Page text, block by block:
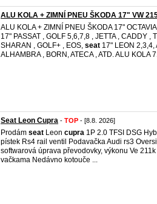
ALU KOLA + ZIMNÍ PNEU ŠKODA 17" VW
ALU KOLA + ZIMNÍ PNEU ŠKODA 17"
17" PASSAT , GOLF 5,6,7,8 , JETTA , CADDY ,
SHARAN , GOLF+ , EOS, seat 17" LEON 2,3,4,
ALHAMBRA , BORN, ATECA , ATD. ALU KOLA
Seat Leon Cupra - TOP - [8.8. 2026]
Prodám seat Leon cupra 1P 2.0 TFSI DSG
pístek Rs4 rail ventil Podavačka Audi rs3
softwarová úprava převodovky, výkonu Ve
vačkama Nedávno kotouče ...